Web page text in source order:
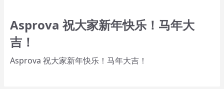
Asprova 祝大家新年快乐！马年大
吉！
Asprova 祝大家新年快乐！马年大吉！